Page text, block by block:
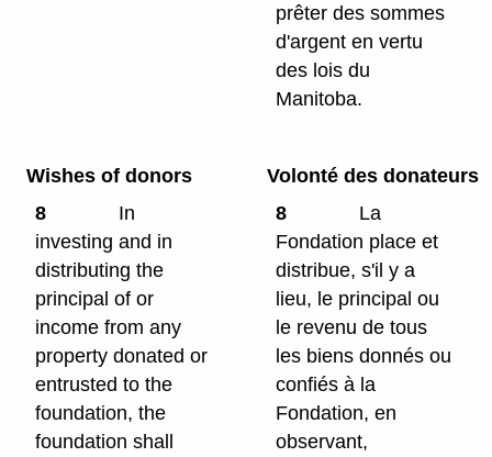
prêter des sommes
d'argent en vertu
des lois du
Manitoba.
Wishes of donors
8
In
investing and in
distributing the
principal of or
income from any
property donated or
entrusted to the
foundation, the
foundation shall
Volonté des donateurs
8
La
Fondation place et
distribue, s'il y a
lieu, le principal ou
le revenu de tous
les biens donnés ou
confiés à la
Fondation, en
observant,